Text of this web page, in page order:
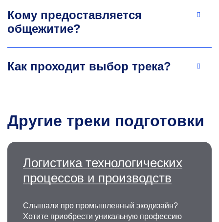
Чеверикин
К.т.н., старший научный сотрудник кафедры
металловедения цветных металлов
Автор более 130 статей (WOS, Scopus), трех
книг, трех патентов. Руководитель 25 научно-
разработка новых материалов, дифракция
обратно рассеянных электронов (EBSD),
структурообразования, фазовых
превращений, деформационного поведения,
термостойкости, механических и физических
+7 495 339-99-00
v_cheverikin@misis.ru
Кому предоставляется
общежитие?
Как проходит выбор трека?
Другие треки подготовки
Логистика технологических
процессов и производств
Слышали про промышленный экодизайн?
Хотите приобрести уникальную профессию